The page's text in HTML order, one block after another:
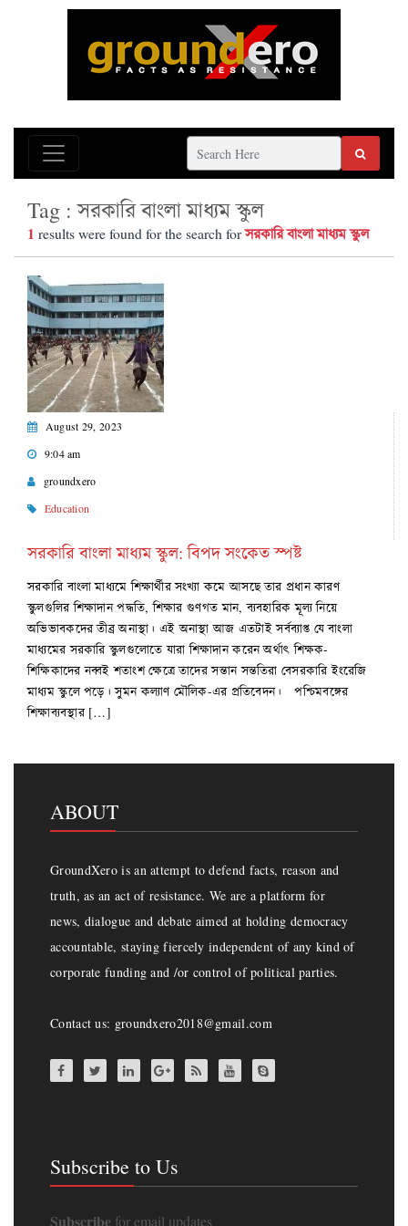
Tag : সরকারি বাংলা মাধ্যম স্কুল
1 results were found for the search forসরকারি বাংলা মাধ্যম স্কুল
August 29, 2023
9:04 am
groundxero
Education
সরকারি বাংলা মাধ্যম স্কুল: বিপদ সংকেত স্পষ্ট
সরকারি বাংলা মাধ্যমে শিক্ষার্থীর সংখ্যা কমে আসছে তার প্রধান কারণ
স্কুলগুলির শিক্ষাদান পদ্ধতি, শিক্ষার গুণগত মান, ব্যবহারিক মূল্য নিয়ে
অভিভাবকদের তীব্র অনাস্থা। এই অনাস্থা আজ এতটাই সর্বব্যাপ্ত যে বাংলা
মাধ্যমের সরকারি স্কুলগুলোতে যারা শিক্ষাদান করেন অর্থাৎ শিক্ষক-
শিক্ষিকাদের নব্বই শতাংশ ক্ষেত্রে তাদের সন্তান সন্ততিরা বেসরকারি ইংরেজি
মাধ্যম স্কুলে পড়ে। সুমন কল্যাণ মৌলিক-এর প্রতিবেদন। পশ্চিমবঙ্গের
শিক্ষাব্যবস্থার […]
ABOUT
GroundXero is an attempt to defend facts, reason and
truth, as an act of resistance. We are a platform for
news, dialogue and debate aimed at holding democracy
accountable, staying fiercely independent of any kind of
corporate funding and /or control of political parties.
Contact us: groundxero2018@gmail.com
Subscribe to Us
Subscribe for email updates